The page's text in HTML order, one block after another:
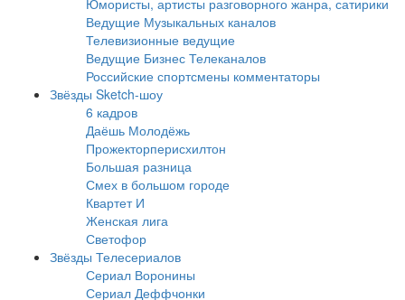
Юмористы, артисты разговорного жанра, сатирики
Ведущие Музыкальных каналов
Телевизионные ведущие
Ведущие Бизнес Телеканалов
Российские спортсмены комментаторы
Звёзды Sketch-шоу
6 кадров
Даёшь Молодёжь
Прожекторперисхилтон
Большая разница
Смех в большом городе
Квартет И
Женская лига
Светофор
Звёзды Телесериалов
Сериал Воронины
Сериал Деффчонки